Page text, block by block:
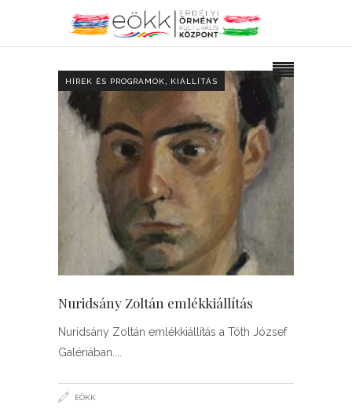
HÍREK ÉS PROGRAMOK KIÁLLÍTÁS
Nuridsány Zoltán emlékkiállítás
Nuridsány Zoltán emlékkiállítás a Tóth József
Galériában.
EÖKK